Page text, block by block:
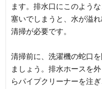
ます。排水口にこのよう
塞いでしまうと、水が溢
清掃が必要です。
清掃前に、洗濯機の蛇口
ましょう。排水ホースを
らパイプクリーナーを注